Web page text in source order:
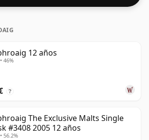
12 años
46%
?
The Exclusive Malts Single
#3408 2005 12 años
56.2%